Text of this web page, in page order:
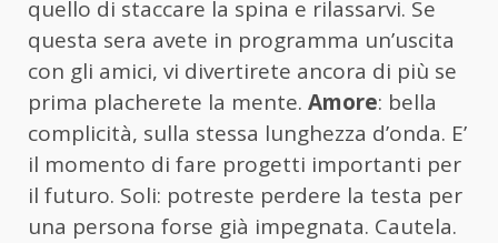
quello di staccare la spina e rilassarvi. Se
questa sera avete in programma un’uscita
con gli amici, vi divertirete ancora di più se
prima placherete la mente. Amore: bella
complicità, sulla stessa lunghezza d’onda. E’
il momento di fare progetti importanti per
il futuro. Soli: potreste perdere la testa per
una persona forse già impegnata. Cautela.